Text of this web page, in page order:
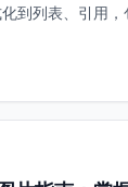
到列表、引用
zh/